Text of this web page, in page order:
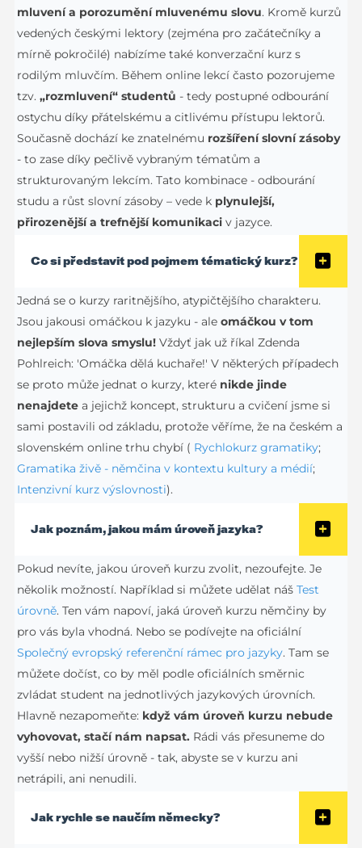
mluvení a porozumění mluvenému slovu. Kromě kurzů
vedených českými lektory (zejména pro začátečníky a
mírně pokročilé) nabízíme také konverzační kurz s
rodilým mluvčím. Během online lekcí často pozorujeme
tzv.„rozmluvení“ studentů - tedy postupné odbourání
ostychu díky přátelskému a citlivému přístupu lektorů.
Současně dochází ke znatelnému rozšíření slovní zásoby
- to zase díky pečlivě vybraným tématům a
strukturovaným lekcím. Tato kombinace - odbourání
studu a růst slovní zásoby – vede k plynulejší,
přirozenější a trefnější komunikaci v jazyce.
Co si představit pod pojmem tématický kurz?
Jedná se o kurzy raritnějšího, atypičtějšího charakteru.
Jsou jakousi omáčkou k jazyku - aleomáčkou v tom
nejlepším slova smyslu! Vždyť jak už říkal Zdenda
Pohlreich: 'Omáčka dělá kuchaře!' V některých případech
se proto může jednat o kurzy, které nikde jinde
nenajdete a jejichž koncept, strukturu a cvičení jsme si
sami postavili od základu, protože věříme, že na českém a
slovenském online trhu chybí ( Rychlokurz gramatiky;
Gramatika živě - němčina v kontextu kultury a médií;
Intenzivní kurz výslovnosti).
Jak poznám, jakou mám úroveň jazyka?
Pokud nevíte, jakou úroveň kurzu zvolit, nezoufejte. Je
několik možností. Například si můžete udělat nášTest
úrovně. Ten vám napoví, jaká úroveň kurzu němčiny by
pro vás byla vhodná. Nebo se podívejte na oficiální
Společný evropský referenční rámec pro jazyky. Tam se
můžete dočíst, co by měl podle oficiálních směrnic
zvládat student na jednotlivých jazykových úrovních.
Hlavně nezapomeňte: když vám úroveň kurzu nebude
vyhovovat, stačí nám napsat. Rádi vás přesuneme do
vyšší nebo nižší úrovně - tak, abyste se v kurzu ani
netrápili, ani nenudili.
Jak rychle se naučím německy?